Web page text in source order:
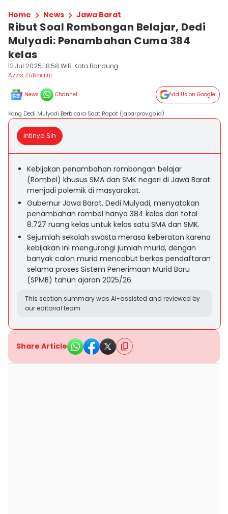
Home News Jawa Barat
Ribut Soal Rombongan Belajar, Dedi
Mulyadi: Penambahan Cuma 384
kelas
12 Jul 2025, 18:58 WIB Kota Bandung
Azzis Zulkhairil
News Channel Add Us on Google
Kang Dedi Mulyadi Berbicara Saat Rapat (jabarprov.go.id)
Intinya Sih
Kebijakan penambahan rombongan belajar
(Rombel) khusus SMA dan SMK negeri di Jawa Barat
menjadi polemik di masyarakat.
Gubernur Jawa Barat, Dedi Mulyadi, menyatakan
penambahan rombel hanya 384 kelas dari total
8.727 ruang kelas untuk kelas satu SMA dan SMK.
Sejumlah sekolah swasta merasa keberatan karena
kebijakan ini mengurangi jumlah murid, dengan
banyak calon murid mencabut berkas pendaftaran
selama proses Sistem Penerimaan Murid Baru
(SPMB) tahun ajaran 2025/26.
This section summary was AI-assisted and reviewed by
our editorial team.
Share Article